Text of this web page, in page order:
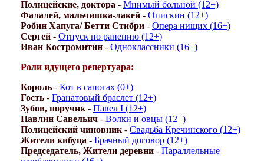
Полицейские, доктора - Мнимый больной (12+)
Фалалей, мальчишка-лакей - Опискин (12+)
Робин Хапуга/ Бетти Стибри - Опера нищих (16+)
Сергей - Отпуск по ранению (12+)
Иван Костромитин - Одноклассники (16+)
Роли идущего репертуара:
Король - Кот в сапогах (0+)
Гость - Гранатовый браслет (12+)
Зубов, поручик - Павел I (12+)
Павлин Савельич - Волки и овцы (12+)
Полицейский чиновник - Свадьба Кречинского (12+)
Жители кибуца - Брачный договор (12+)
Председатель, Жители деревни - Параллельные